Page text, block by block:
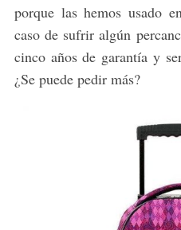
porque las hemos usado
caso de sufrir algún
cinco años de garantía y
¿Se puede pedir más?